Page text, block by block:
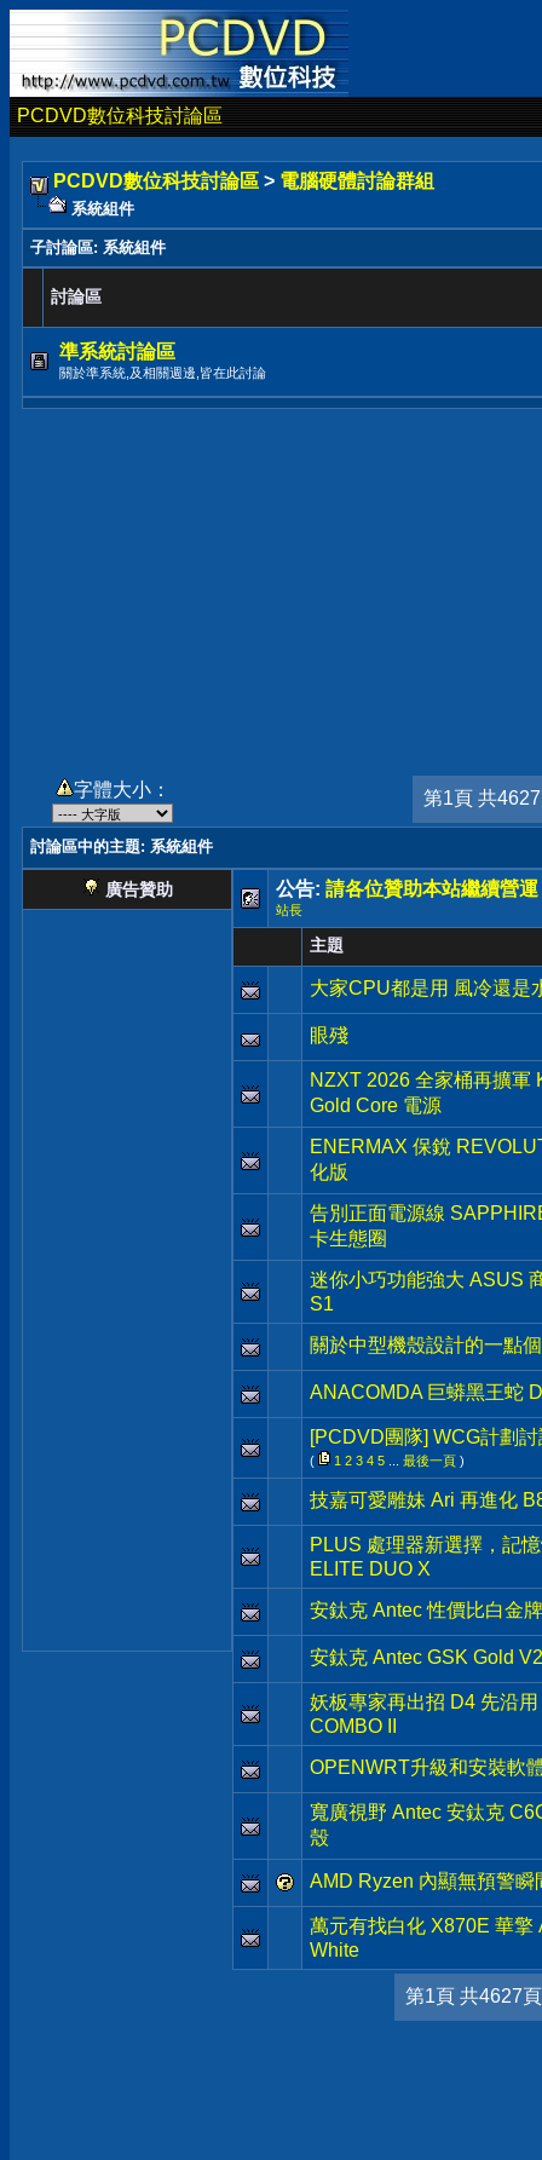
PCDVD數位科技討論區
PCDVD數位科技討論區 > 電腦硬體討論群組
系統組件
子討論區: 系統組件
討論區
準系統討論區
關於準系統,及相關週邊,皆在此討論
字體大小： 第1頁 共
討論區中的主題: 系統組件
廣告贊助 公告: 請各位贊助本站繼續營運
站長
主題
大家CPU都是用 風冷還是
眼殘
NZXT 2026 全家桶再擴軍
Gold Core 電源
ENERMAX 保銳
化版
告別正面電源線
卡生態圈
迷你小巧功能強大 ASUS
S1
關於中型機殼設計的一點
ANACOMDA 巨蟒黑王蛇
[PCDVD團隊] WCG計劃
( 1 2 3 4 5 最後一頁 )
技嘉可愛雕妹 Ari 再進化
PLUS 處理器新選擇，記
ELITE DUO X
安鈦克 Antec 性價比白金
安鈦克 Antec GSK Gold
妖板專家再出招 D4 先沿
COMBO II
OPENWRT升級和安裝軟
寬廣視野 Antec 安鈦克
殼
AMD Ryzen 內顯無預警瞬
萬元有找白化 X870E 華
White
第1頁 共4627頁